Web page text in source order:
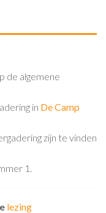
de algemene
in De Camp
zijn te vinden
1.
lezing